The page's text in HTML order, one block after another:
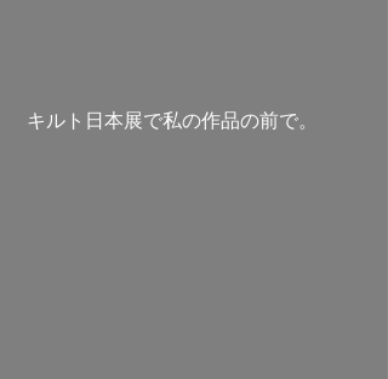
キルト日本展で私の作品の前で。